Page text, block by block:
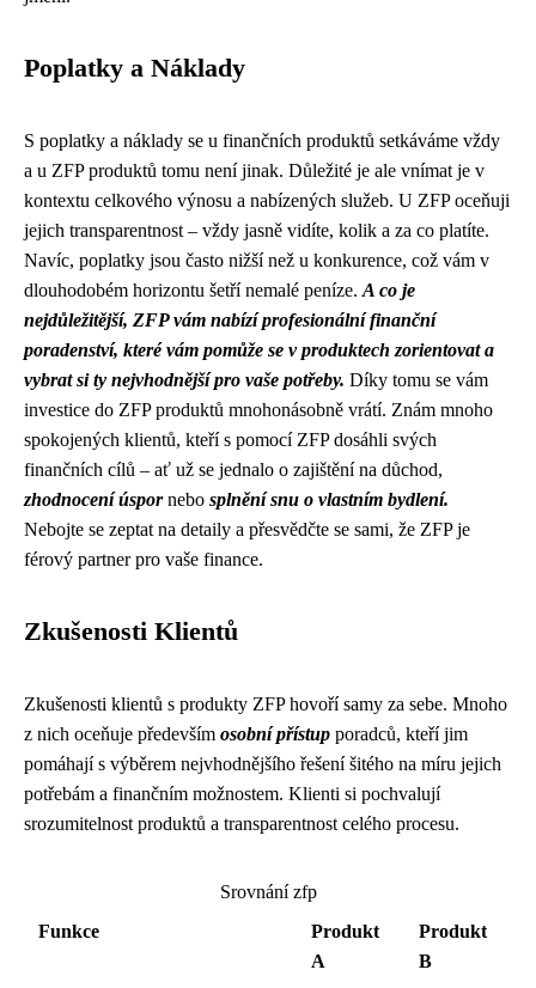
Poplatky a Náklady
S poplatky a náklady se u finančních produktů setkáváme vždy
a u ZFP produktů tomu není jinak. Důležité je ale vnímat je v
kontextu celkového výnosu a nabízených služeb. U ZFP oceňuji
jejich transparentnost – vždy jasně vidíte, kolik a za co platíte.
Navíc, poplatky jsou často nižší než u konkurence, což vám v
dlouhodobém horizontu šetří nemalé peníze. A co je
nejdůležitější, ZFP vám nabízí profesionální finanční
poradenství, které vám pomůže se v produktech zorientovat a
vybrat si ty nejvhodnější pro vaše potřeby. Díky tomu se vám
investice do ZFP produktů mnohonásobně vrátí. Znám mnoho
spokojených klientů, kteří s pomocí ZFP dosáhli svých
finančních cílů – ať už se jednalo o zajištění na důchod,
zhodnocení úspornebo splnění snu o vlastním bydlení.
Nebojte se zeptat na detaily a přesvědčte se sami, že ZFP je
férový partner pro vaše finance.
Zkušenosti Klientů
Zkušenosti klientů s produkty ZFP hovoří samy za sebe. Mnoho
z nich oceňuje především osobní přístup poradců, kteří jim
pomáhají s výběrem nejvhodnějšího řešení šitého na míru jejich
potřebám a finančním možnostem. Klienti si pochvalují
srozumitelnost produktů a transparentnost celého procesu.
Srovnání zfp
Funkce
Produkt
A
Produkt
B